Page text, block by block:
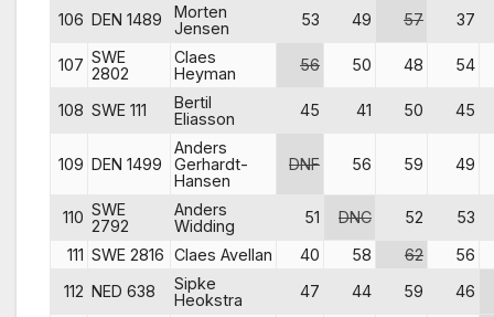
106 DEN 1489
Morten
Jensen
53 49 57 37
107 SWE
2802
Claes
Heyman
56 50 48 54
108 SWE 111
Bertil
Eliasson
45 41 50 45
109 DEN 1499
Anders
Gerhardt-
Hansen
DNF 56 59 49
110 SWE
2792
Anders
Widding
51 DNC 52
53
111 SWE 2816 Claes Avellan 40 58 62
56
112 NED 638
Sipke
Heokstra
47 44 59 46